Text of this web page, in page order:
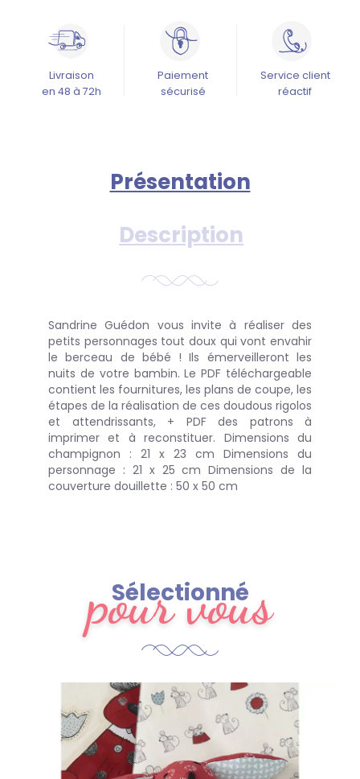
Livraison
en 48 à 72h
Paiement
sécurisé
Service client
réactif
Présentation
Description
Sandrine Guédon vous invite à réaliser des
petits personnages tout doux qui vont envahir
le berceau de bébé ! Ils émerveilleront les
nuits de votre bambin. Le PDF téléchargeable
contient les fournitures, les plans de coupe, les
étapes de la réalisation de ces doudous rigolos
et attendrissants, + PDF des patrons à
imprimer et à reconstituer. Dimensions du
champignon : 21 x 23 cm Dimensions du
personnage : 21 x 25 cm Dimensions de la
couverture douillette : 50 x 50 cm
Sélectionné
pour vous